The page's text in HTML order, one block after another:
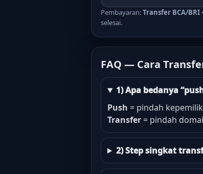
Pembayaran:Transfer BCA/BRI •
selesai.
FAQ — Cara
1) Apa bedanya
Push = pindah
Transfer = pindah
2) Step singkat